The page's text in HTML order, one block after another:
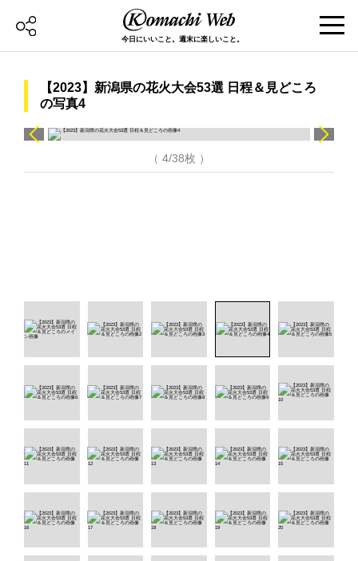
今日にいいこと。週末に楽しいこと。
【2023】新潟県の花火大会53選 日程＆見どころ
の写真4
（ 4/38枚 ）